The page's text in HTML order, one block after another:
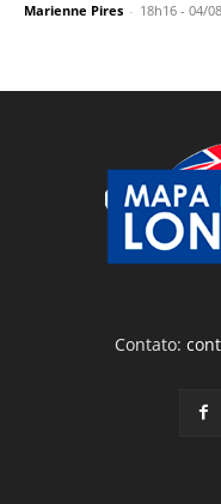
Marienne Pires - 18h16 - 04/
Contato: